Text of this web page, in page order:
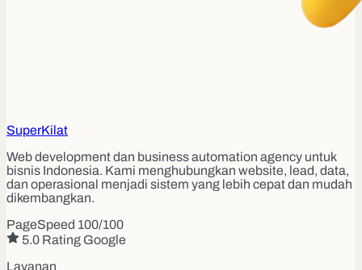
SuperKilat
Web development dan business automation agency untuk
bisnis Indonesia. Kami menghubungkan website, lead, data,
dan operasional menjadi sistem yang lebih cepat dan mudah
dikembangkan.
PageSpeed 100/100
5.0 Rating Google
Layanan